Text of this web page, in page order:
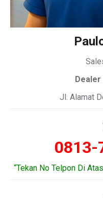
Dealer
Jl. Alamat
0813-
“Tekan No Telpon Di